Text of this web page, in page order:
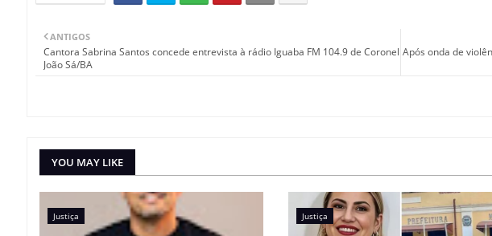
Após onda de
ANTIGOS
Cantora Sabrina Santos concede entrevista à rádio Iguaba FM 104.9 de Coronel
João Sá/BA
YOU MAY LIKE
Justiça Justiça